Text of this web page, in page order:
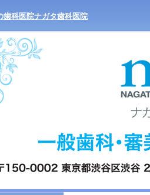
歯科医院ナガタ歯科医院